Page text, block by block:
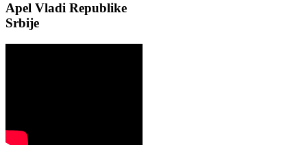
Apel Vladi Republike
Srbije